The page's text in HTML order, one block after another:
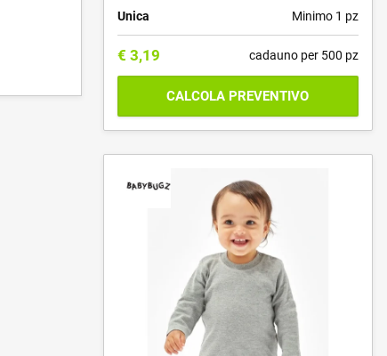
Unica Minimo 1 pz
€ 3,19 cadauno per 500 pz
CALCOLA PREVENTIVO